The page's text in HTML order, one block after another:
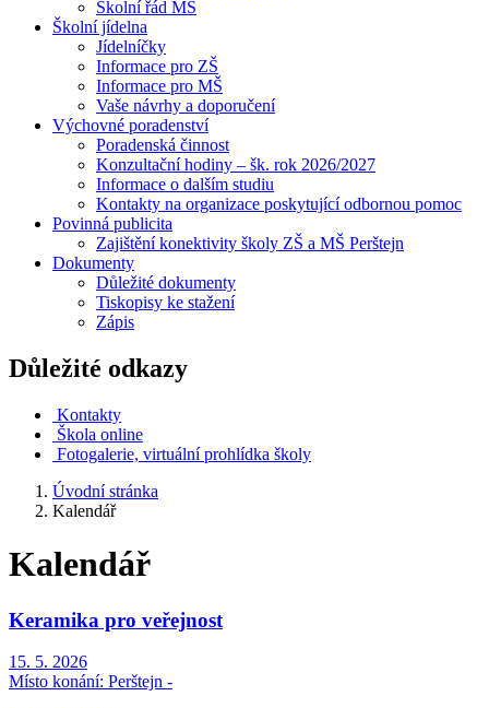
Školní řád MŠ
Školní jídelna
Jídelníčky
Informace pro ZŠ
Informace pro MŠ
Vaše návrhy a doporučení
Výchovné poradenství
Poradenská činnost
Konzultační hodiny – šk. rok 2026/2027
Informace o dalším studiu
Kontakty na organizace poskytující odbornou pomoc
Povinná publicita
Zajištění konektivity školy ZŠ a MŠ Perštejn
Dokumenty
Důležité dokumenty
Tiskopisy ke stažení
Zápis
Důležité odkazy
Kontakty
Škola online
Fotogalerie, virtuální prohlídka školy
Úvodní stránka
Kalendář
Kalendář
Keramika pro veřejnost
15. 5. 2026
Místo konání: Perštejn -